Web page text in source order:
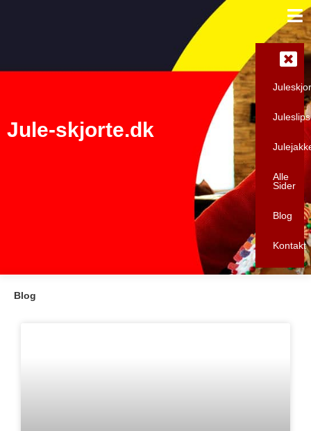
Jule-skjorte.dk
Juleslips
Alle
Sider
Blog
Kontakt
Blog